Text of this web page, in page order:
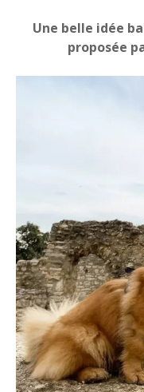
Une belle idée
proposée